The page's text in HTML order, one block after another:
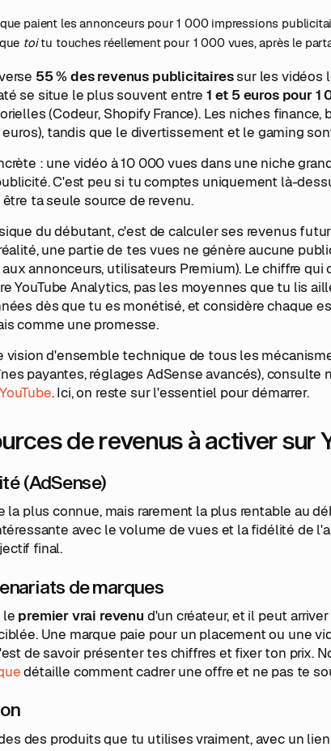
paient les annonceurs pour 1 000 impressions
toitu touches réellement pour 1 000 vues, après le
55 % des revenus publicitairessur les vidéos
se situe le plus souvent entre 1 et 5 euros pour 1
(Codeur, Shopify France). Les niches
euros), tandis que le divertissement et le gaming
: une vidéo à 10 000 vues dans une niche
C'est peu si tu comptes uniquement là-
ta seule source de revenu.
du débutant, c'est de calculer ses revenus
une partie de tes vues ne génère aucune
annonceurs, utilisateurs Premium). Le chiffre
YouTube Analytics, pas les moyennes que tu lis
dès que tu es monétisé, et considère chaque
comme une promesse.
vision d'ensemble technique de tous les
payantes, réglages AdSense avancés), consulte
. Ici, on reste sur l'essentiel pour démarrer.
de revenus à activer sur
(AdSense)
la plus connue, mais rarement la plus rentable au
avec le volume de vues et la fidélité de
final.
de marques
le premier vrai revenu d'un créateur, et il peut
Une marque paie pour un placement ou une
de savoir présenter tes chiffres et fixer ton prix.
détaille comment cadrer une offre et ne pas te
des produits que tu utilises vraiment, avec un